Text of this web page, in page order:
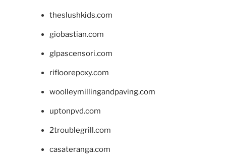
theslushkids.com
giobastian.com
glpascensori.com
rifloorepoxy.com
woolleymillingandpaving.com
uptonpvd.com
2troublegrill.com
casateranga.com